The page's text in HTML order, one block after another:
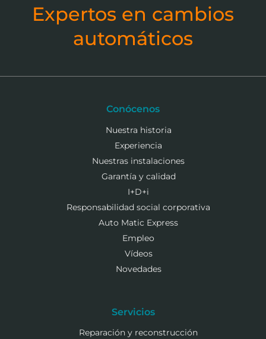
Expertos en cambios
automáticos
Conócenos
Nuestra historia
Experiencia
Nuestras instalaciones
Garantía y calidad
I+D+i
Responsabilidad social corporativa
Auto Matic Express
Empleo
Vídeos
Novedades
Servicios
Reparación y reconstrucción